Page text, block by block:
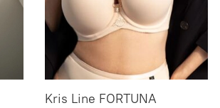
Kris Line FORTUNA